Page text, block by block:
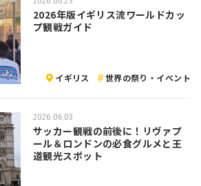
2026年版イギリス流ワールドカッ
プ観戦ガイド
イギリス 世界の祭り・イベント
2026.06.03
サッカー観戦の前後に！リヴァプ
ール＆ロンドンの必食グルメと王
道観光スポット